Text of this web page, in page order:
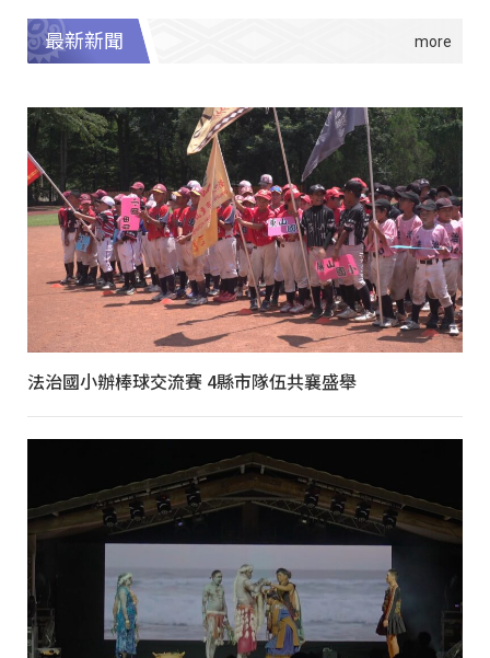
最新新聞
法治國小辦棒球交流賽 4縣市隊伍共襄盛舉